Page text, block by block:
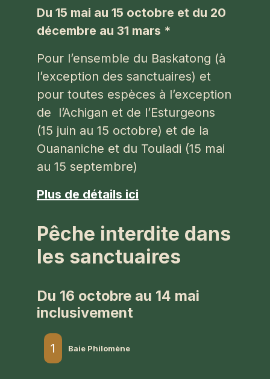
Du 15 mai au 15 octobre et du 20
décembre au 31 mars *
Pour l’ensemble du Baskatong (à
l’exception des sanctuaires) et
pour toutes espèces à l’exception
de l’Achigan et de l’Esturgeons
(15 juin au 15 octobre) et de la
Ouananiche et du Touladi (15 mai
au 15 septembre)
Plus de détails ici
Pêche interdite dans
les sanctuaires
Du 16 octobre au 14 mai
inclusivement
1 Baie Philomène